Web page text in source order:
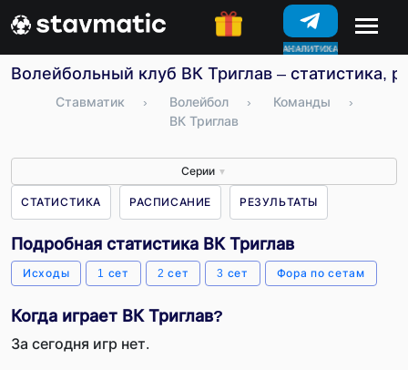
КОНКУРСЫ
Волейбольный клуб ВК Триглав – статистика,
Ставматик › Волейбол › Команды
›
ВК Триглав
Серии ▼
СТАТИСТИКА РАСПИСАНИЕ РЕЗУЛЬТАТЫ
Подробная статистика ВК Триглав
Исходы 1 сет 2 сет 3 сет Фора по сетам
Когда играет ВК Триглав?
За сегодня игр нет.